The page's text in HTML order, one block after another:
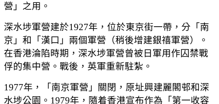
營」之用。
深水埗軍營建於1927年，位於東京街一帶，分「南
京」和「漢口」兩個軍營（稍後增建銀禧軍營）。
在香港淪陷時期，深水埗軍營曾被日軍用作囚禁戰
俘的集中營。戰後，英軍重新駐紮。
1977年，「南京軍營」關閉，原址興建麗閣邨和深
水埗公園。1979年，隨着香港宣布作為「第一收容